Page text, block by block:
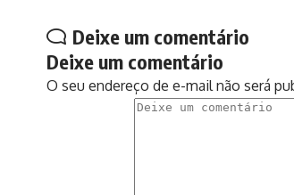
Deixe um comentário
Deixe um comentário
O seu endereço de e-mail não será